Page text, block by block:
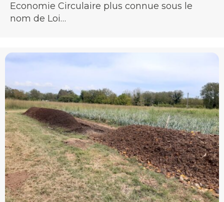
Economie Circulaire plus connue sous le
nom de Loi…